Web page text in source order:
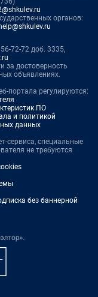
органов:
help@shkulev.ru
72-72 доб. 3335,
за достоверность
объявлениях.
портала регулируются:
ПО
и политикой
данных
сервиса, специальные
не требуются
без баннерной